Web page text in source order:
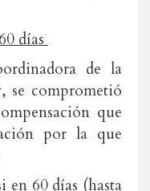
días
de la
se comprometió
que
por la que
en 60 días (hasta